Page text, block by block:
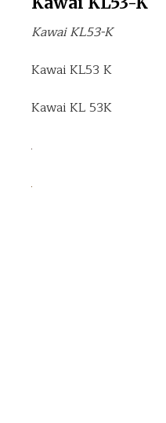
Kawai KL53-K
Kawai KL53 K
Kawai KL 53K